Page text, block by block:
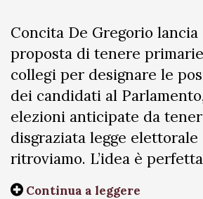
Concita De Gregorio lancia
proposta di tenere
collegi per designare le
dei candidati al
elezioni anticipate da
disgraziata legge elettorale
ritroviamo. L’idea è
Continua a leggere